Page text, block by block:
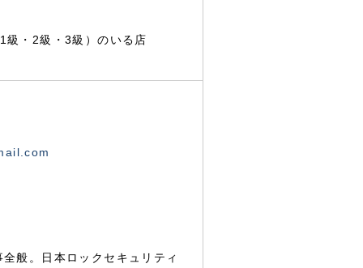
・2級・3級）のいる店
般。日本ロックセキュリティ